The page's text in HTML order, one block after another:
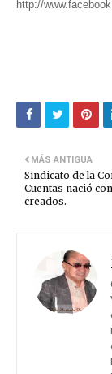
http://
MÁS ANTIGUA
Sindicato de la
Cuentas nació
creados.